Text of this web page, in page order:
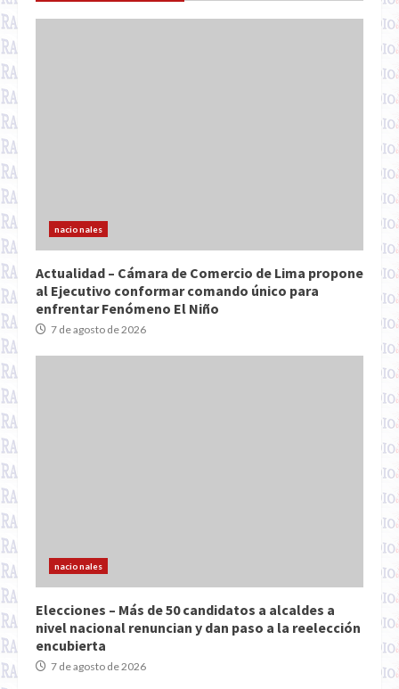
nacionales
Actualidad – Cámara de Comercio de Lima propone
al Ejecutivo conformar comando único para
enfrentar Fenómeno El Niño
7 de agosto de 2026
nacionales
Elecciones – Más de 50 candidatos a alcaldes a
nivel nacional renuncian y dan paso a la reelección
encubierta
7 de agosto de 2026